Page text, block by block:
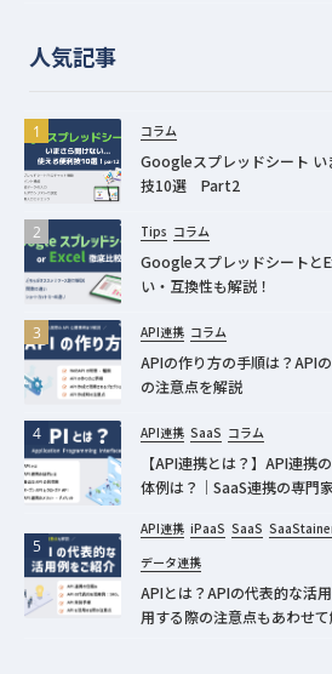
人気記事
コラム
Googleスプレッドシート
技10選 Part2
Tips コラム
Googleスプレッドシートと
い・互換性も解説！
API連携 コラム
APIの作り方の手順は？API
の注意点を解説
API連携 SaaS コラム
【API連携とは？】API連携
体例は？｜SaaS連携の専門
API連携 iPaaS SaaS
データ連携
APIとは？APIの代表的な活
用する際の注意点もあわせ